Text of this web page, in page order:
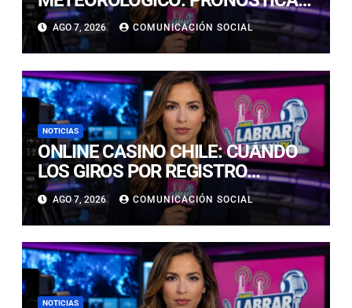
LLUVIAS E ISOTERMA CERO ALTA
EN PRECORDILLERA Y
CORDILLERA
AGO 7, 2026 COMUNICACIÓN SOCIAL
NOTICIAS
ONLINE CASINO CHILE: CUÁNDO
LOS GIROS POR REGISTRO
REALMENTE SIRVEN
AGO 7, 2026 COMUNICACIÓN SOCIAL
NOTICIAS